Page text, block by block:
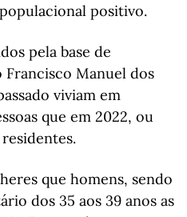
positivo.
pela base de
Francisco Manuel dos
viviam em
que em 2022, ou
residentes.
que homens, sendo
dos 35 aos 39 anos as